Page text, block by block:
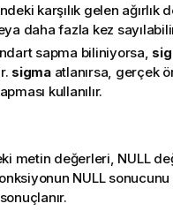
karşılık gelen ağırlık
daha fazla kez
sapma biliniyorsa,
sigmaatlanırsa, gerçek
kullanılır.
metin değerleri, NULL
NULLsonucunu